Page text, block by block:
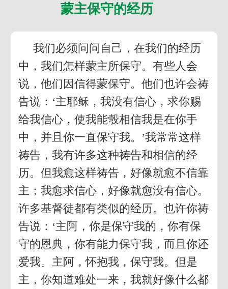
蒙主保守的经历
我们必须问问自己，在我们的经历
中，我们怎样蒙主所保守。有些人会
说，他们因信得蒙保守。他们也许会祷
告说：‘主耶稣，我没有信心，求你赐
给我信心，使我能彀相信我是在你手
中，并且你一直保守我。’我常常这样
祷告，我有许多这种祷告和相信的经
历。但我愈这样祷告，好像就愈不信靠
主；我愈求信心，好像就愈没有信心。
许多基督徒都有类似的经历。也许你祷
告说：‘主阿，你是保守我的，你有保
守的恩典，你有能力保守我，而且你还
爱我。主阿，怀抱我，保守我。但是
主，你知道难处一来，我就好像什么都